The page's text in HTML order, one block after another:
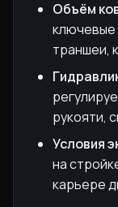
Объём
ключевые
траншеи,
рукояти,
Условия
на
карьере